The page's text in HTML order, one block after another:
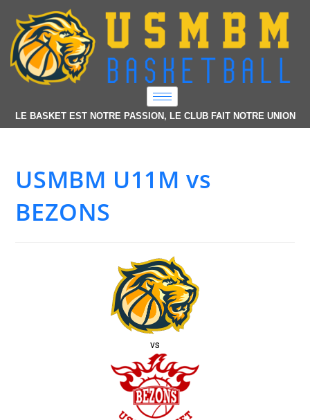
LE BASKET EST NOTRE PASSION, LE CLUB FAIT NOTRE UNION
USMBM U11M vs
BEZONS
vs